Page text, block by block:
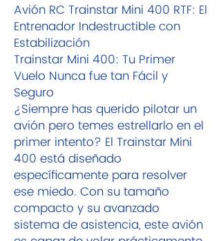
Avión RC Trainstar Mini 400 RTF: El
Entrenador Indestructible con
Estabilización
Trainstar Mini 400: Tu Primer
Vuelo Nunca fue tan Fácil y
Seguro
¿Siempre has querido pilotar un
avión pero temes estrellarlo en el
primer intento? El Trainstar Mini
400 está diseñado
específicamente para resolver
ese miedo. Con su tamaño
compacto y su avanzado
sistema de asistencia, este avión